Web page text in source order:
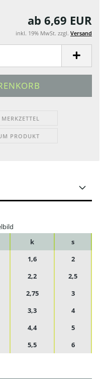
ab 6,69 EUR
inkl. 19% MwSt. zzgl. Versand
PRODUKT
k
s
1,6
2
2,2
2,5
2,75
3
3,3
4
4,4
5
5,5 6